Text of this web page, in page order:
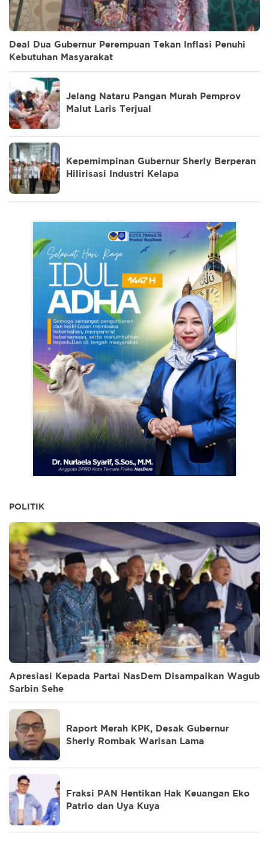
Deal Dua Gubernur Perempuan Tekan Inflasi Penuhi
Kebutuhan Masyarakat
Jelang Nataru Pangan Murah Pemprov
Malut Laris Terjual
Kepemimpinan Gubernur Sherly Berperan
Hilirisasi Industri Kelapa
POLITIK
Apresiasi Kepada Partai NasDem Disampaikan Wagub
Sarbin Sehe
Raport Merah KPK, Desak Gubernur
Sherly Rombak Warisan Lama
Fraksi PAN Hentikan Hak Keuangan Eko
Patrio dan Uya Kuya